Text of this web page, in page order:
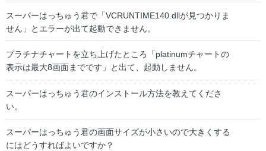
スーパーはっちゅう君で「VCRUNTIME140.dllが見つかりま
せん」とエラーが出て起動できません。
プラチナチャートを立ち上げたところ「platinumチャートの
表示は最大8画面までです」と出て、起動しません。
スーパーはっちゅう君のインストール方法を教えてくださ
い。
スーパーはっちゅう君の画面サイズが小さいので大きくする
にはどうすればよいですか？